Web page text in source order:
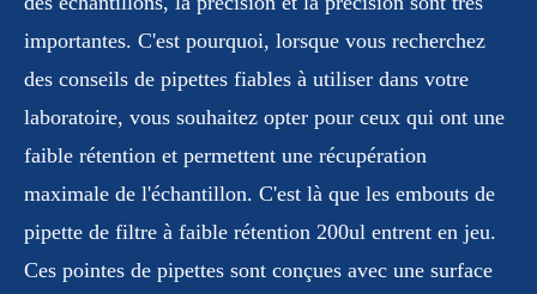
importantes. C'est pourquoi, lorsque vous recherchez
des conseils de pipettes fiables à utiliser dans votre
laboratoire, vous souhaitez opter pour ceux qui ont une
faible rétention et permettent une récupération
maximale de l'échantillon. C'est là que les embouts de
pipette de filtre à faible rétention 200ul entrent en jeu.
Ces pointes de pipettes sont conçues avec une surface